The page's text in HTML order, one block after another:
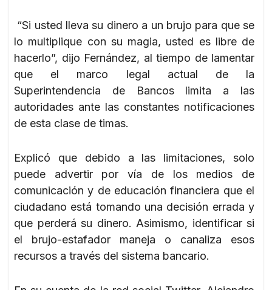
“Si usted lleva su dinero a un brujo para que se
lo multiplique con su magia, usted es libre de
hacerlo”, dijo Fernández, al tiempo de lamentar
que el marco legal actual de la
Superintendencia de Bancos limita a las
autoridades ante las constantes notificaciones
de esta clase de timas.
Explicó que debido a las limitaciones, solo
puede advertir por vía de los medios de
comunicación y de educación financiera que el
ciudadano está tomando una decisión errada y
que perderá su dinero. Asimismo, identificar si
el brujo-estafador maneja o canaliza esos
recursos a través del sistema bancario.